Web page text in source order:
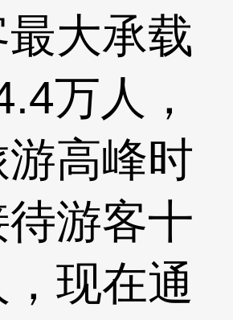
大承载
万人，
高峰时
游客十
现在通